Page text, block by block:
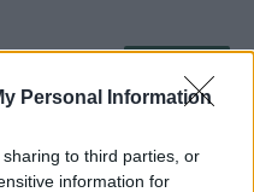
Personal Information
to third parties, or
information for
komitetui